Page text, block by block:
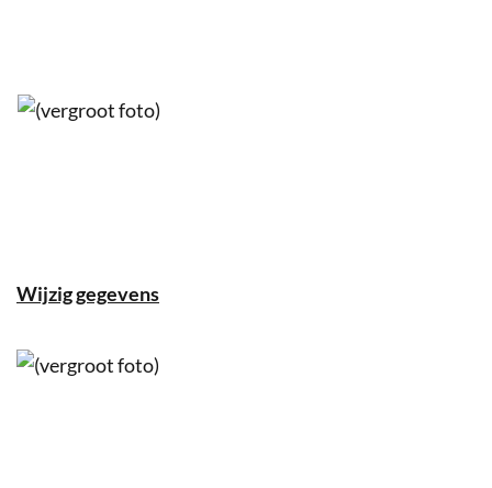
Wijzig gegevens